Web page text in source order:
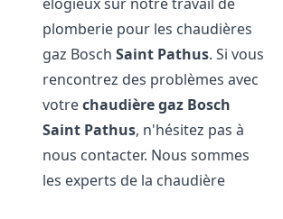
plomberie pour les chaudières
gaz BoschSaint Pathus. Si vous
rencontrez des problèmes avec
votrechaudière gaz Bosch
Saint Pathus, n'hésitez pas à
nous contacter. Nous sommes
les experts de la chaudière